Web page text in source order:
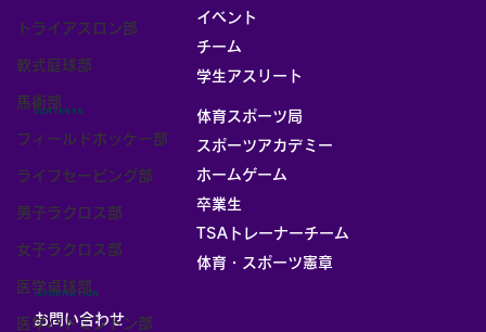
トライアスロン部
軟式庭球部
馬術部
フィールドホッケー部
ライフセービング部
男子ラクロス部
女子ラクロス部
医学卓球部
医学バドミントン部
イベント
チーム
学生アスリート
体育スポーツ局
スポーツアカデミー
ホームゲーム
卒業生
TSAトレーナーチーム
体育・スポーツ憲章
CONTENTS
INFORMATION
お問い合わせ